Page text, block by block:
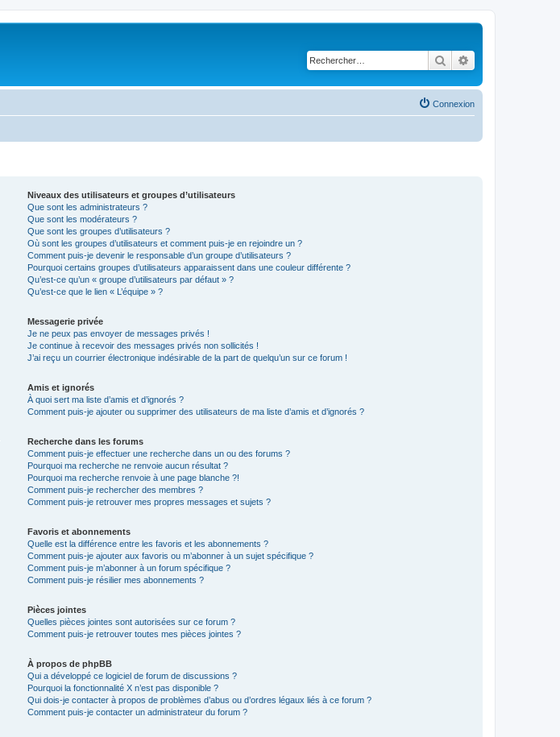
Rechercher
Connexion
Niveaux des utilisateurs et groupes d’utilisateurs
Que sont les administrateurs ?
Que sont les modérateurs ?
Que sont les groupes d’utilisateurs ?
Où sont les groupes d’utilisateurs et comment puis-je en rejoindre un ?
Comment puis-je devenir le responsable d’un groupe d’utilisateurs ?
Pourquoi certains groupes d’utilisateurs apparaissent dans une couleur différente ?
Qu’est-ce qu’un « groupe d’utilisateurs par défaut » ?
Qu’est-ce que le lien « L’équipe » ?
Messagerie privée
Je ne peux pas envoyer de messages privés !
Je continue à recevoir des messages privés non sollicités !
J’ai reçu un courrier électronique indésirable de la part de quelqu’un sur ce forum !
Amis et ignorés
À quoi sert ma liste d’amis et d’ignorés ?
Comment puis-je ajouter ou supprimer des utilisateurs de ma liste d’amis et d’ignorés ?
Recherche dans les forums
Comment puis-je effectuer une recherche dans un ou des forums ?
Pourquoi ma recherche ne renvoie aucun résultat ?
Pourquoi ma recherche renvoie à une page blanche ?!
Comment puis-je rechercher des membres ?
Comment puis-je retrouver mes propres messages et sujets ?
Favoris et abonnements
Quelle est la différence entre les favoris et les abonnements ?
Comment puis-je ajouter aux favoris ou m’abonner à un sujet spécifique ?
Comment puis-je m’abonner à un forum spécifique ?
Comment puis-je résilier mes abonnements ?
Pièces jointes
Quelles pièces jointes sont autorisées sur ce forum ?
Comment puis-je retrouver toutes mes pièces jointes ?
À propos de phpBB
Qui a développé ce logiciel de forum de discussions ?
Pourquoi la fonctionnalité X n’est pas disponible ?
Qui dois-je contacter à propos de problèmes d’abus ou d’ordres légaux liés à ce forum ?
Comment puis-je contacter un administrateur du forum ?